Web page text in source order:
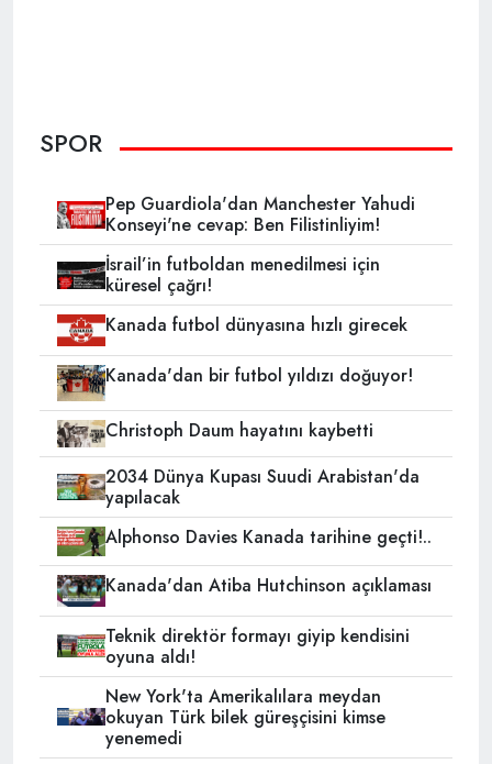
SPOR
Pep Guardiola'dan Manchester Yahudi
Konseyi'ne cevap: Ben Filistinliyim!
İsrail’in futboldan menedilmesi için
küresel çağrı!
Kanada futbol dünyasına hızlı girecek
Kanada'dan bir futbol yıldızı doğuyor!
Christoph Daum hayatını kaybetti
2034 Dünya Kupası Suudi Arabistan'da
yapılacak
Alphonso Davies Kanada tarihine geçti!..
Kanada'dan Atiba Hutchinson açıklaması
Teknik direktör formayı giyip kendisini
oyuna aldı!
New York'ta Amerikalılara meydan
okuyan Türk bilek güreşçisini kimse
yenemedi